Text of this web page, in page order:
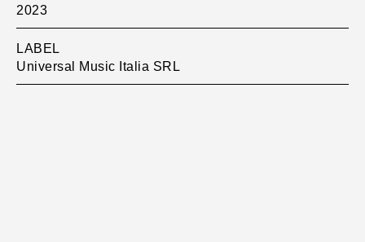
2023
LABEL
Universal Music Italia SRL